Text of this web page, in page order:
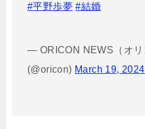
#平野歩夢 #結婚
— ORICON NEWS（オリ
(@oricon) March 19, 2024